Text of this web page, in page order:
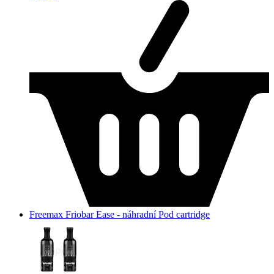
Freemax Friobar Ease - náhradní Pod cartridge